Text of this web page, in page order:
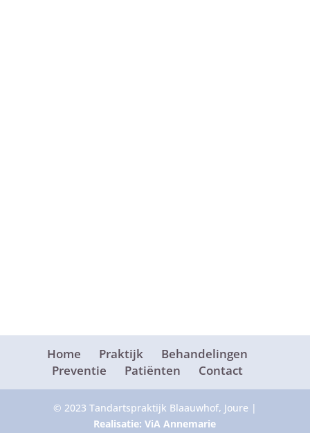
Home Praktijk
Behandelingen
Preventie
Patiënten Contact
© 2023 Tandartspraktijk Blaauwhof, Joure |
Realisatie: ViA Annemarie